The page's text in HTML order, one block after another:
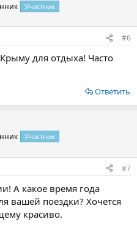
Участник
#6
для отдыха! Часто
Ответить
Участник
#7
А какое время года
вашей поездки? Хочется
красиво.